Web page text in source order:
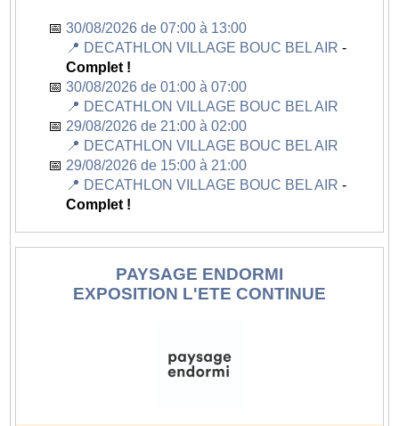
missions.
Missions
Accueil des artistes et les accompagner dans leurs
besoins logistiques
Aide au nettoyage du site
Aide à la logistique
30/08/2026 de 07:00 à 13:00
📍 DECATHLON VILLAGE BOUC BEL AIR -
Complet !
30/08/2026 de 01:00 à 07:00
📍 DECATHLON VILLAGE BOUC BEL AIR
29/08/2026 de 21:00 à 02:00
📍 DECATHLON VILLAGE BOUC BEL AIR
29/08/2026 de 15:00 à 21:00
📍 DECATHLON VILLAGE BOUC BEL AIR -
Complet !
Après 3 éditions de "Full Moon Infinity" à Marseille,
l'association FMT organise une 4ème édition
boucle de 6.7 km à réaliser 1, 2, 3, 6 ou 15 fois soit
PAYSAGE ENDORMI
EXPOSITION L'ETE CONTINUE